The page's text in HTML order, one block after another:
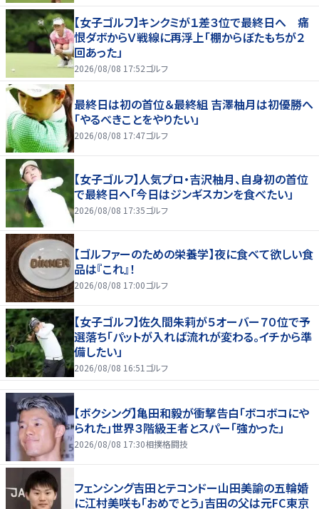
【女子ゴルフ】キンクミが１差３位で最終日へ 痛
恨ダボからＶ戦線に再浮上「棚からぼたもちが２
回あった」
2026/08/08 17:52ゴルフ
最終日は初の首位＆最終組 吉澤柚月は初優勝へ
「やるべきことをやりたい」
2026/08/08 17:47ゴルフ
【女子ゴルフ】人気プロ・吉沢柚月、自身初の首位
で最終日へ「今日はジンギスカンを食べたい」
2026/08/08 17:35ゴルフ
【ゴルファーのための栄養学】夜に食べて欲しい食
品は『これ』！
2026/08/08 17:00ゴルフ
【女子ゴルフ】佐久間朱莉が５オーバー７０位で予
選落ち「パットが入れば流れが変わる。イチから準
備したい」
2026/08/08 16:51 ゴルフ
【ボクシング】亀田和毅が衝撃告白「ボコボコにや
られた」世界３階級王者とスパー「強かった」
2026/08/08 17:30相撲格闘技
フェンシング吉田とテコンドー山田美諭の五輪婚
に江村美咲も「おめでとう」吉田の父は元FC東京